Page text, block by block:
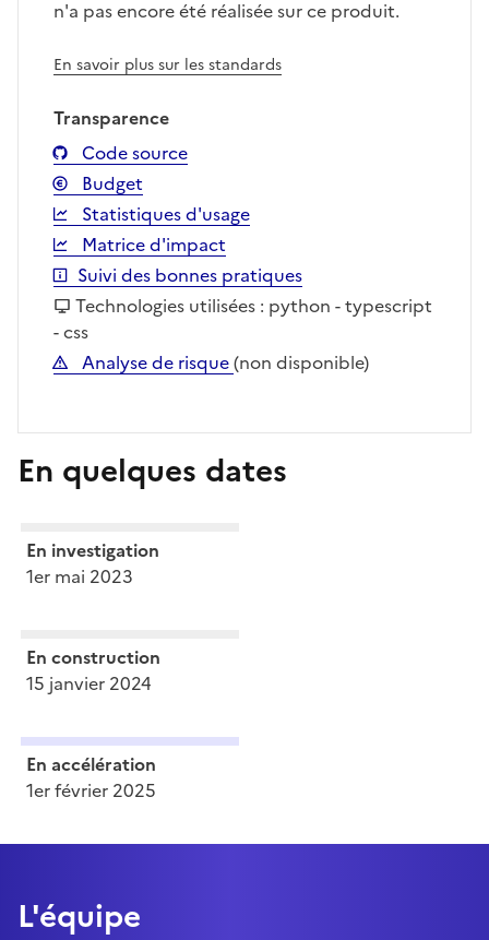
n'a pas encore été réalisée sur ce produit.
En savoir plus sur les standards
Transparence
Code source
Budget
Statistiques d'usage
Matrice d'impact
Suivi des bonnes pratiques
Technologies utilisées : python - typescript
- css
Analyse de risque(non disponible)
En quelques dates
En investigation
1er mai 2023
En construction
15 janvier 2024
En accélération
1er février 2025
L'équipe